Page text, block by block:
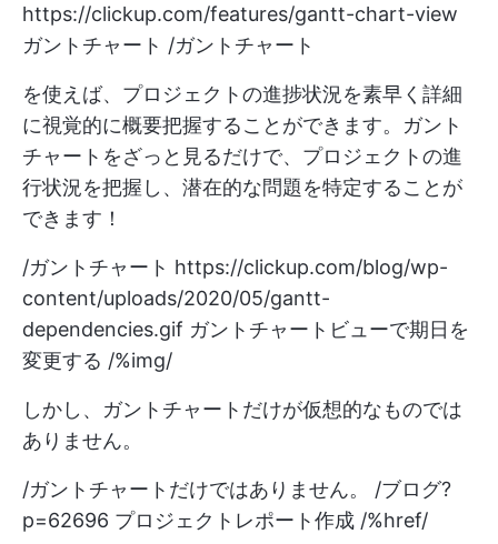
https://clickup.com/features/gantt-chart-view
ガントチャート /ガントチャート
を使えば、プロジェクトの進捗状況を素早く詳細
に視覚的に概要把握することができます。ガント
チャートをざっと見るだけで、プロジェクトの進
行状況を把握し、潜在的な問題を特定することが
できます！
/ガントチャート https://clickup.com/blog/wp-
content/uploads/2020/05/gantt-
dependencies.gif ガントチャートビューで期日を
変更する /%img/
しかし、ガントチャートだけが仮想的なものでは
ありません。
/ガントチャートだけではありません。 /ブログ?
p=62696 プロジェクトレポート作成 /%href/